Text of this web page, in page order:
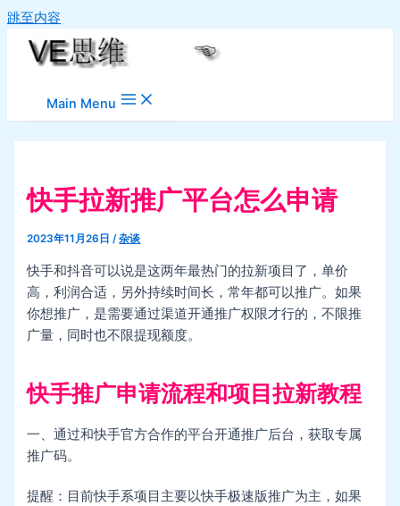
跳至内容
Main Menu
快手拉新推广平台怎么申请
2023年11月26日/杂谈
快手和抖音可以说是这两年最热门的拉新项目了，单价
高，利润合适，另外持续时间长，常年都可以推广。如果
你想推广，是需要通过渠道开通推广权限才行的，不限推
广量，同时也不限提现额度。
快手推广申请流程和项目拉新教程
一、通过和快手官方合作的平台开通推广后台，获取专属
推广码。
提醒：目前快手系项目主要以快手极速版推广为主，如果